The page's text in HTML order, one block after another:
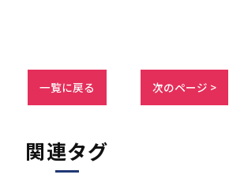
一覧に戻る 次のページ >
関連タグ